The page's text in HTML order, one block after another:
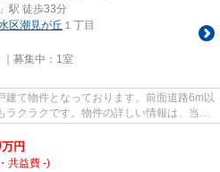
」駅 徒歩33分
区潮見が丘 １丁目
募集中： 1室
て物件となっております。前面道路6m以
ラクラクです。物件の詳しい情報は、当社
万円
共益費 -)